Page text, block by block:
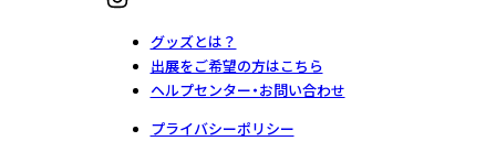
グッズとは？
出展をご希望の方はこちら
ヘルプセンター・お問い合わせ
プライバシーポリシー